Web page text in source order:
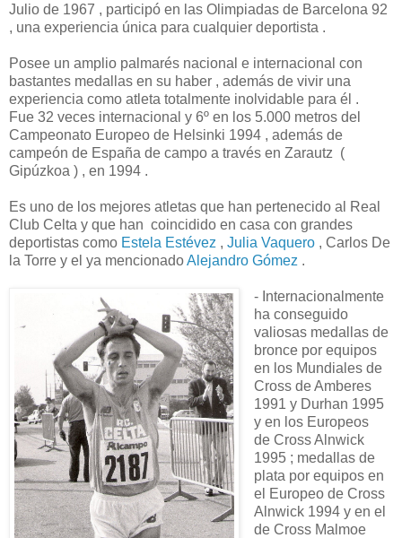
Julio de 1967 , participó en las Olimpiadas de Barcelona 92
, una experiencia única para cualquier deportista .
Posee un amplio palmarés nacional e internacional con
bastantes medallas en su haber , además de vivir una
experiencia como atleta totalmente inolvidable para él .
Fue 32 veces internacional y 6º en los 5.000 metros del
Campeonato Europeo de Helsinki 1994 , además de
campeón de España de campo a través en Zarautz (
Gipúzkoa ) , en 1994 .
Es uno de los mejores atletas que han pertenecido al Real
Club Celta y que han coincidido en casa con grandes
deportistas como Estela Estévez , Julia Vaquero , Carlos De
la Torre y el ya mencionadoAlejandro Gómez .
- Internacionalmente
ha conseguido
valiosas medallas de
bronce por equipos
en los Mundiales de
Cross de Amberes
1991 y Durhan 1995
y en los Europeos
de Cross Alnwick
1995 ; medallas de
plata por equipos en
el Europeo de Cross
Alnwick 1994 y en el
de Cross Malmoe